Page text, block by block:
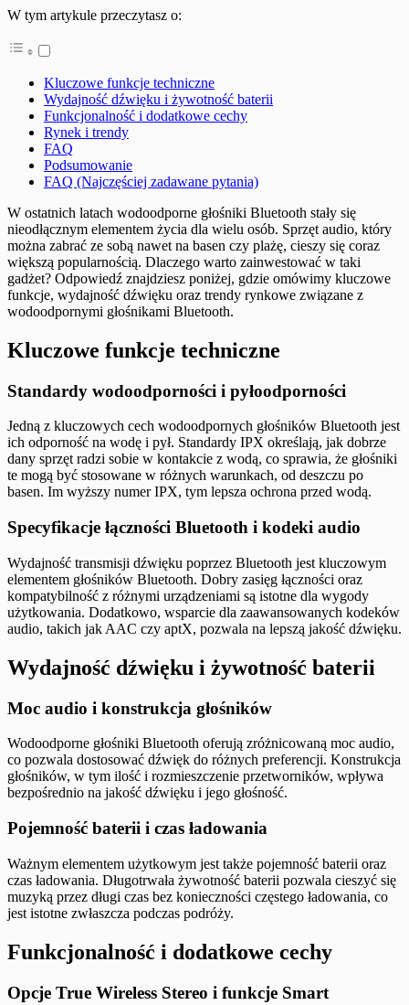
W tym artykule przeczytasz o:
Kluczowe funkcje techniczne
Wydajność dźwięku i żywotność baterii
Funkcjonalność i dodatkowe cechy
Rynek i trendy
FAQ
Podsumowanie
FAQ (Najczęściej zadawane pytania)
W ostatnich latach wodoodporne głośniki Bluetooth stały się
nieodłącznym elementem życia dla wielu osób. Sprzęt audio, który
można zabrać ze sobą nawet na basen czy plażę, cieszy się coraz
większą popularnością. Dlaczego warto zainwestować w taki
gadżet? Odpowiedź znajdziesz poniżej, gdzie omówimy kluczowe
funkcje, wydajność dźwięku oraz trendy rynkowe związane z
wodoodpornymi głośnikami Bluetooth.
Kluczowe funkcje techniczne
Standardy wodoodporności i pyłoodporności
Jedną z kluczowych cech wodoodpornych głośników Bluetooth jest
ich odporność na wodę i pył. Standardy IPX określają, jak dobrze
dany sprzęt radzi sobie w kontakcie z wodą, co sprawia, że głośniki
te mogą być stosowane w różnych warunkach, od deszczu po
basen. Im wyższy numer IPX, tym lepsza ochrona przed wodą.
Specyfikacje łączności Bluetooth i kodeki audio
Wydajność transmisji dźwięku poprzez Bluetooth jest kluczowym
elementem głośników Bluetooth. Dobry zasięg łączności oraz
kompatybilność z różnymi urządzeniami są istotne dla wygody
użytkowania. Dodatkowo, wsparcie dla zaawansowanych kodeków
audio, takich jak AAC czy aptX, pozwala na lepszą jakość dźwięku.
Wydajność dźwięku i żywotność baterii
Moc audio i konstrukcja głośników
Wodoodporne głośniki Bluetooth oferują zróżnicowaną moc audio,
co pozwala dostosować dźwięk do różnych preferencji. Konstrukcja
głośników, w tym ilość i rozmieszczenie przetworników, wpływa
bezpośrednio na jakość dźwięku i jego głośność.
Pojemność baterii i czas ładowania
Ważnym elementem użytkowym jest także pojemność baterii oraz
czas ładowania. Długotrwała żywotność baterii pozwala cieszyć się
muzyką przez długi czas bez konieczności częstego ładowania, co
jest istotne zwłaszcza podczas podróży.
Funkcjonalność i dodatkowe cechy
Opcje True Wireless Stereo i funkcje Smart